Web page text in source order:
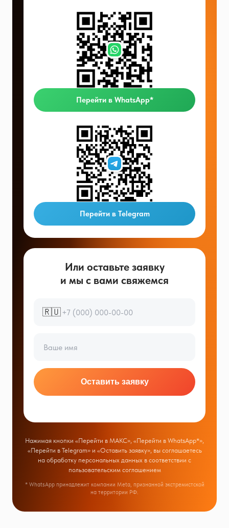
Перейти в WhatsApp*
Перейти в Telegram
Или оставьте заявку
и мы с вами свяжемся
🇷🇺
Оставить заявку
Нажимая кнопки «Перейти в МАКС», «Перейти в WhatsApp*»,
«Перейти в Telegram» и «Оставить заявку», вы соглашаетесь
на обработку персональных данных в соответствии с
пользовательским соглашением
* WhatsApp принадлежит компании Meta, признанной экстремистской
на территории РФ.